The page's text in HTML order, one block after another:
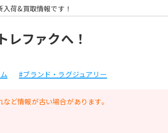
荷&買取情報です！
レファクへ！
#ブランド・ラグジュアリー
ど情報が古い場合があります。